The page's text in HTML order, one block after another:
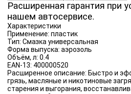
Расширенная гарантия при
нашем автосервисе.
Характеристики
Применение: пластик
Тип: Смазка универсальная
Форма выпуска: аэрозоль
Объём, л: 0.4
EAN-13: 400000520
Расширенное описание: Быстро и
грязь, масляные и никотиновые
старения и выгорания,